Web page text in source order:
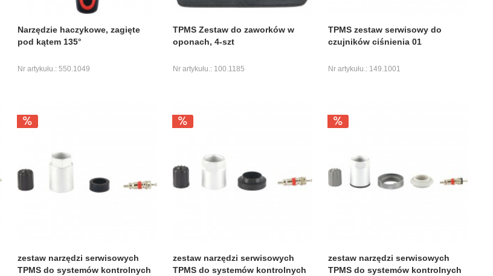
Narzędzie haczykowe, zagięte
pod kątem 135°
Nr artykułu.: 550.1049
TPMS Zestaw do zaworków w
oponach, 4-szt
Nr artykułu.: 100.1185
TPMS zestaw serwisowy do
czujników ciśnienia 01
Nr artykułu.: 149.1001
zestaw narzędzi serwisowych
TPMS do systemów kontrolnych
zestaw narzędzi serwisowych
TPMS do systemów kontrolnych
zestaw narzędzi serwisowych
TPMS do systemów kontrolnych